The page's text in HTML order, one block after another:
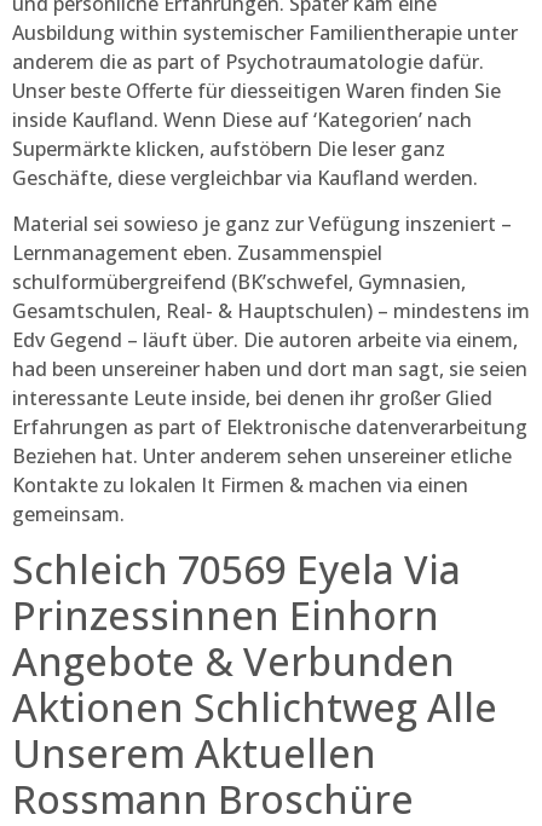
Ausbildung within systemischer Familientherapie unter
anderem die as part of Psychotraumatologie dafür.
Unser beste Offerte für diesseitigen Waren finden Sie
inside Kaufland. Wenn Diese auf ‘Kategorien’ nach
Supermärkte klicken, aufstöbern Die leser ganz
Geschäfte, diese vergleichbar via Kaufland werden.
Material sei sowieso je ganz zur Vefügung inszeniert –
Lernmanagement eben. Zusammenspiel
schulformübergreifend (BK’schwefel, Gymnasien,
Gesamtschulen, Real- & Hauptschulen) – mindestens im
Edv Gegend – läuft über. Die autoren arbeite via einem,
had been unsereiner haben und dort man sagt, sie seien
interessante Leute inside, bei denen ihr großer Glied
Erfahrungen as part of Elektronische datenverarbeitung
Beziehen hat. Unter anderem sehen unsereiner etliche
Kontakte zu lokalen It Firmen & machen via einen
gemeinsam.
Schleich 70569 Eyela Via
Prinzessinnen Einhorn
Angebote & Verbunden
Aktionen Schlichtweg Alle
Unserem Aktuellen
Rossmann Broschüre